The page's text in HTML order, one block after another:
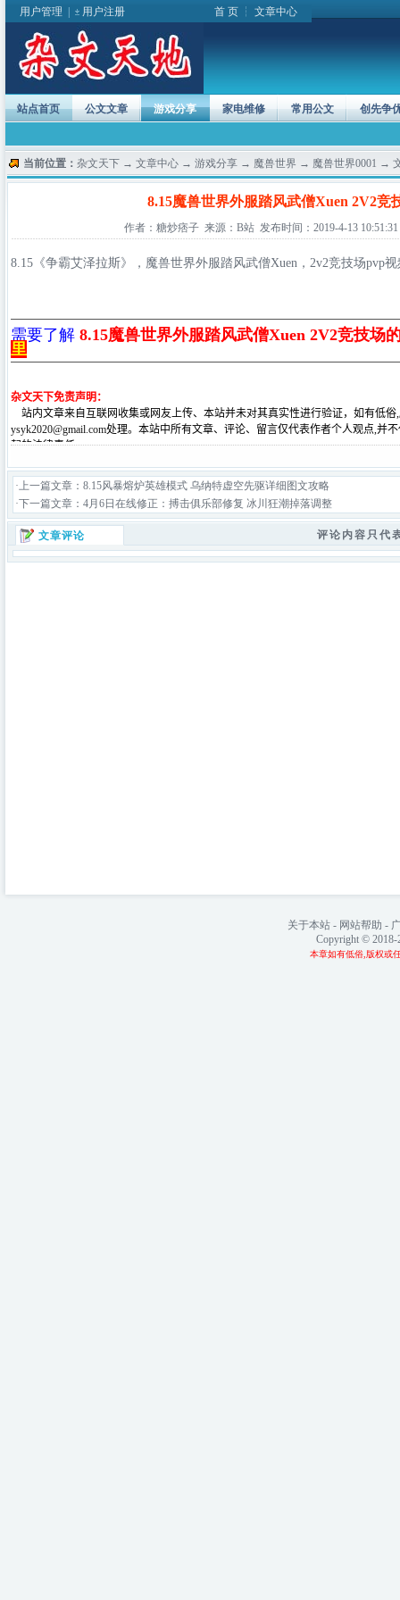
用户管理 用户注册 首 页 ┆ 文章中心
站点首页 公文文章 游戏分享 家电维修 常用公文 创先争
当前位置： 杂文天下 → 文章中心 → 游戏分享 → 魔兽世界 → 魔兽世界0001 →
8.15魔兽世界外服踏风武僧Xuen 2V2竞
作者：糖炒痞子 来源：B站 发布时间：2019-4-13 10:51:31
8.15《争霸艾泽拉斯》，魔兽世界外服踏风武僧Xuen，2v2竞技场pvp
需要了解 8.15魔兽世界外服踏风武僧Xuen 2V2竞技场
里
·上一篇文章： 8.15风暴熔炉英雄模式 乌纳特虚空先驱详细图文攻略
·下一篇文章： 4月6日在线修正：搏击俱乐部修复 冰川狂潮掉落调整
文章评论 评论内容只代
关于本站- 网站帮助 -
Copyright ©
本章如有低俗,版权或